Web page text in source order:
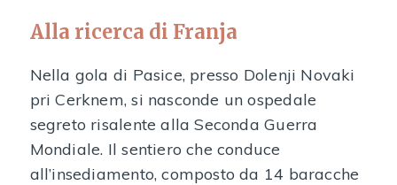
Alla ricerca di Franja
Nella gola di Pasice, presso Dolenji Novaki
pri Cerknem, si nasconde un ospedale
segreto risalente alla Seconda Guerra
Mondiale. Il sentiero che conduce
all’insediamento, composto da 14 baracche